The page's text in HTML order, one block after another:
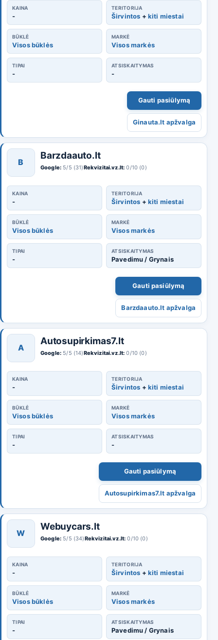
KAINA
-
TERITORIJA
Širvintos + kiti miestai
BŪKLĖ
Visos būklės
MARKĖ
Visos markės
TIPAI
-
ATSISKAITYMAS
-
Gauti pasiūlymą
Ginauta.lt apžvalga
B
Barzdaauto.lt
Google: 5/5 (31)Rekvizitai.vz.lt: 0/10 (0)
KAINA
-
TERITORIJA
Širvintos + kiti miestai
BŪKLĖ
Visos būklės
MARKĖ
Visos markės
TIPAI
-
ATSISKAITYMAS
Pavedimu / Grynais
Gauti pasiūlymą
Barzdaauto.lt apžvalga
A
Autosupirkimas7.lt
Google: 5/5 (14)Rekvizitai.vz.lt: 0/10 (0)
KAINA
-
TERITORIJA
Širvintos + kiti miestai
BŪKLĖ
Visos būklės
MARKĖ
Visos markės
TIPAI
-
ATSISKAITYMAS
-
Gauti pasiūlymą
Autosupirkimas7.lt apžvalga
W
Webuycars.lt
Google: 5/5 (34)Rekvizitai.vz.lt: 0/10 (0)
KAINA
-
TERITORIJA
Širvintos + kiti miestai
BŪKLĖ
Visos būklės
MARKĖ
Visos markės
TIPAI
-
ATSISKAITYMAS
Pavedimu / Grynais